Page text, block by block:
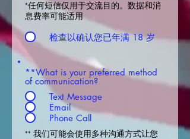
*任何短信仅用于交流目的。数据和消
息费率可能适用
检查以确认您已年满 18 岁
**What is your preferred method
of communication?
Text Message
Email
Phone Call
** 我们可能会使用多种沟通方式让您